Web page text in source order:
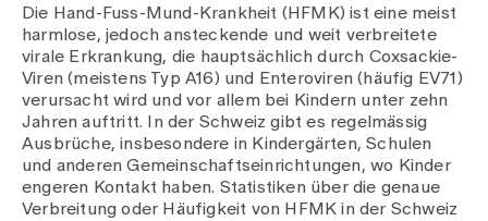
Blog
Medien
Publikationen
Die Hand-Fuss-Mund-Krankheit (HFMK) ist eine meist
harmlose, jedoch ansteckende und weit verbreitete
virale Erkrankung, die hauptsächlich durch Coxsackie-
Viren (meistens Typ A16) und Enteroviren (häufig EV71)
verursacht wird und vor allem bei Kindern unter zehn
Jahren auftritt. In der Schweiz gibt es regelmässig
Ausbrüche, insbesondere in Kindergärten, Schulen
und anderen Gemeinschaftseinrichtungen, wo Kinder
engeren Kontakt haben. Statistiken über die genaue
Verbreitung oder Häufigkeit von HFMK in der Schweiz